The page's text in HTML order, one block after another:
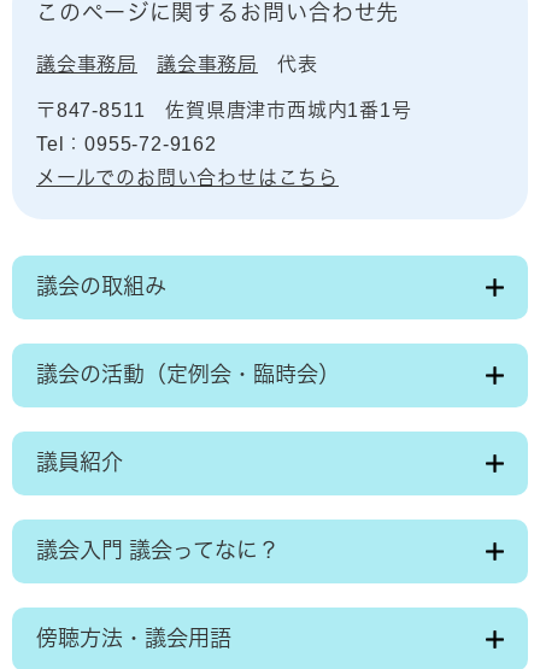
このページに関するお問い合わせ先
議会事務局 議会事務局 代表
〒847-8511
佐賀県唐津市西城内1番1号
Tel：0955-72-9162
メールでのお問い合わせはこちら
議会の取組み
議会の活動（定例会・臨時会）
議員紹介
議会入門 議会ってなに？
傍聴方法・議会用語